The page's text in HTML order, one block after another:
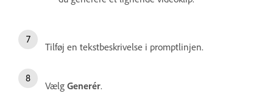
Tilføj en tekstbeskrivelse i promptlinjen.
Vælg Generér.